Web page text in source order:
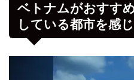
ベトナムがおすす
している都市を感